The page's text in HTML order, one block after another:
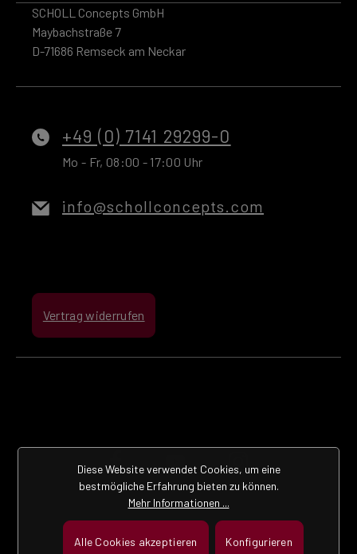
SCHOLL Concepts GmbH
Maybachstraße 7
D-71686 Remseck am Neckar
+49 (0) 7141 29299-0
Mo - Fr, 08:00 - 17:00 Uhr
info@schollconcepts.com
Vertrag widerrufen
Diese Website verwendet Cookies, um eine
bestmögliche Erfahrung bieten zu können.
Mehr Informationen ...
Alle Cookies akzeptieren Konfigurieren